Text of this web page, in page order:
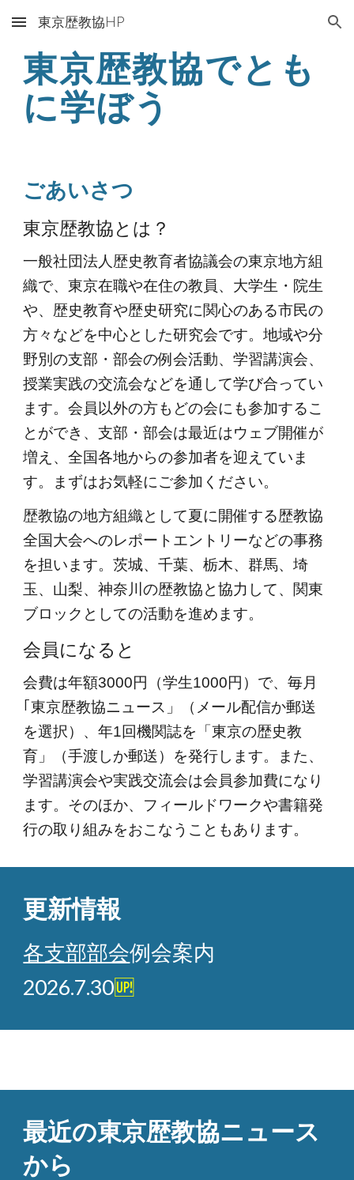
Skip to main content Skip to navigation
東京歴教協HP
東京歴教協でとも
に学ぼう
ごあいさつ
東京歴教協とは？
一般社団法人歴史教育者協議会の東京地方組
織で、東京在職や在住の教員、大学生・院生
や、歴史教育や歴史研究に関心のある市民の
方々などを中心とした研究会です。地域や分
野別の支部・部会の例会活動、学習講演会、
授業実践の交流会などを通して学び合ってい
ます。会員以外の方もどの会にも参加するこ
とができ、支部・部会は最近はウェブ開催が
増え、全国各地からの参加者を迎えていま
す。まずはお気軽にご参加ください。
歴教協の地方組織として夏に開催する歴教協
全国大会へのレポートエントリーなどの事務
を担います。茨城、千葉、栃木、群馬、埼
玉、山梨、神奈川の歴教協と協力して、関東
ブロックとしての活動を進めます。
会員になると
会費は年額3000円（学生1000円）で、毎月
｢東京歴教協ニュース」（メール配信か郵送
を選択）、年1回機関誌を「東京の歴史教
育」
（手渡しか郵送） を発行します。また、
学習講演会や実践交流会は会員参加費になり
ます。そのほか、フィールドワークや書籍発
行の取り組みをおこなうこともあります。
更新情報
各支部部会例会案内
2026.7.30🆙
最近の東京歴教協ニュース
から